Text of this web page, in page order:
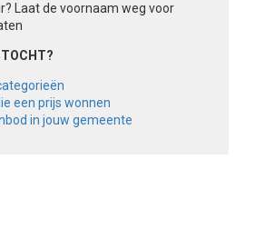
Laat de voornaam weg voor
een prijs wonnen
in jouw gemeente